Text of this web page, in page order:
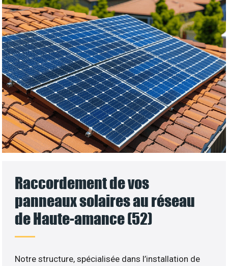
Raccordement de vos
panneaux solaires au réseau
de Haute-amance (52)
Notre structure, spécialisée dans l’installation de